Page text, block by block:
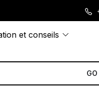
et conseils